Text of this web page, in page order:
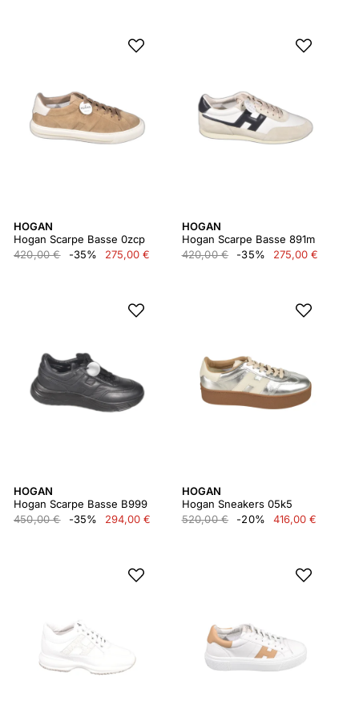
HOGAN
Hogan Scarpe Basse 0zcp
420,00 €
-35% 275,00 €
HOGAN
Hogan Scarpe Basse 891m
420,00 €
-35% 275,00 €
HOGAN
Hogan Scarpe Basse B999
450,00 €
-35% 294,00 €
HOGAN
Hogan Sneakers 05k5
520,00 €
-20% 416,00 €